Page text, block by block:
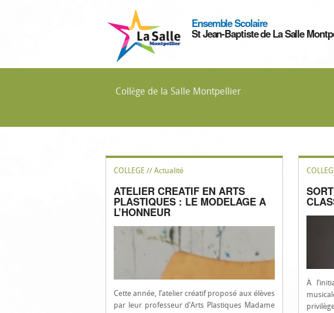
Ensemble Scolaire
St Jean-Baptiste de La Salle
Collège de la Salle Montpellier
COLLEGE // Actualité
ATELIER CREATIF EN ARTS
PLASTIQUES : LE MODELAGE A
L’HONNEUR
Cette année, l’atelier créatif proposé aux élèves
par leur professeur d’Arts Plastiques Madame
À